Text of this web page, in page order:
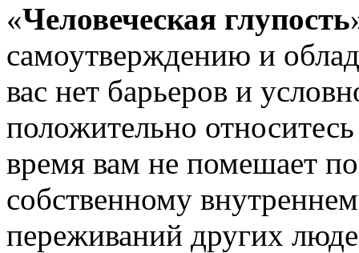
«Человеческая глупость
самоутверждению и
вас нет барьеров и
положительно
время вам не помешает
собственному
переживаний других